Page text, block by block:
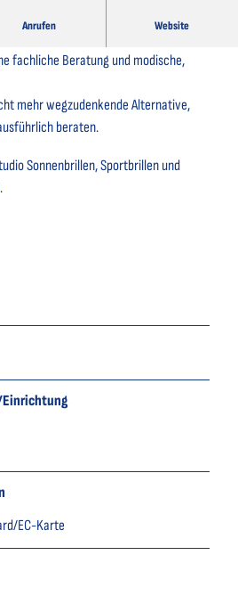
Anrufen Website
fachliche Beratung und modische,
mehr wegzudenkende Alternative,
beraten.
Sonnenbrillen, Sportbrillen und
EC-Karte